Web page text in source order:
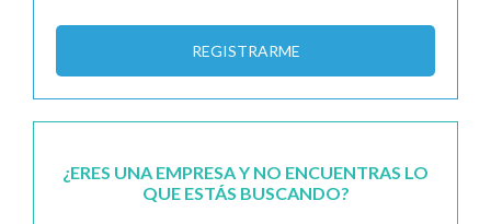
REGISTRARME
¿ERES UNA EMPRESA Y NO ENCUENTRAS LO
QUE ESTÁS BUSCANDO?